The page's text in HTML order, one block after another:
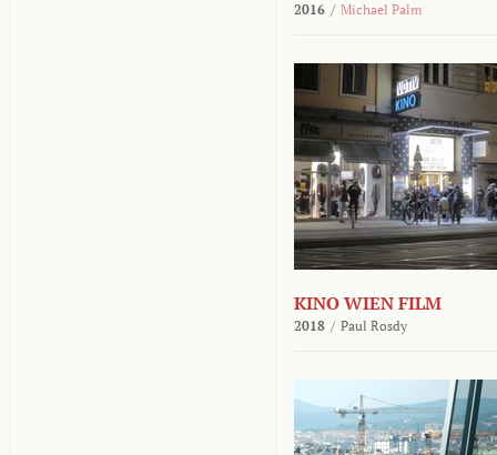
2016 / Michael Palm
KINO WIEN FILM
2018 / Paul Rosdy